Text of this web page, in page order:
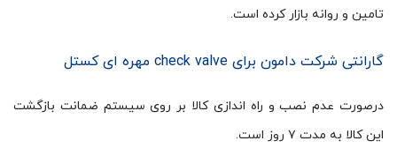
تامین و روانه بازار کرده است.
گارانتی شرکت دامون برای check valve مهره ای کستل
درصورت عدم نصب و راه اندازی کالا بر روی سیستم ضمانت بازگشت
این کالا به مدت ۷ روز است.